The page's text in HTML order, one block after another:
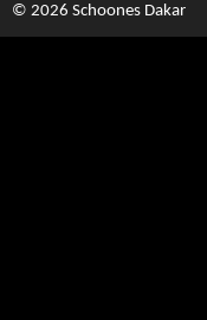
© 2026 Schoones Dakar